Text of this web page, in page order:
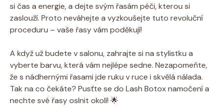
si čas a energie, a dejte svým řasám péči, kterou si
zaslouží. Proto neváhejte a vyzkoušejte tuto revoluční
proceduru – vaše řasy vám poděkují!
A když už budete v salonu, zahrajte si na stylistku a
vyberte barvu, která vám nejlépe sedne. Nezapomeňte,
že s nádhernými řasami jde ruku v ruce i skvělá nálada.
Tak na co čekáte? Pusťte se do Lash Botox namočení a
nechte své řasy oslnit okolí! 🌟